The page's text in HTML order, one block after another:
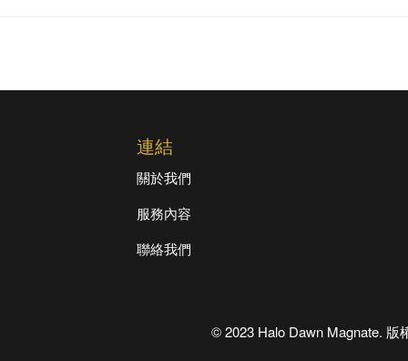
連結
關於我們
服務內容
聯絡我們
© 2023 Halo Dawn Magnate. 版